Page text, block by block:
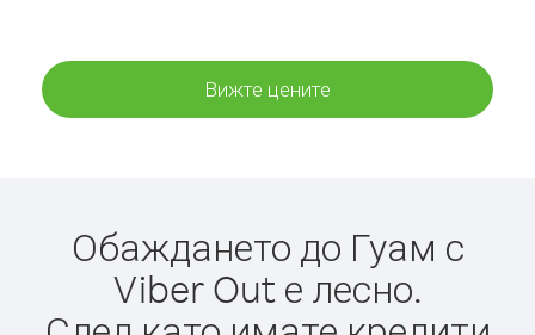
Вижте цените
Обаждането до Гуам с
Viber Out е лесно.